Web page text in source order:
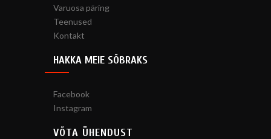
Varuosa päring
Teenused
Kontakt
HAKKA MEIE SÕBRAKS
Facebook
Instagram
VÕTA ÜHENDUST